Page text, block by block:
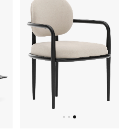
المجوهرات
عرض كل التنزيلات
أبرز المصممين
مجوهرات فاخرة للنساء